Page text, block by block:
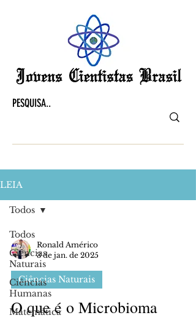
LEIA
Todos
Ciências
Naturais
Ciências
Humanas
Matemática
Todos
Ronald Américo
3 de jan. de 2025
Ciências Naturais
O que é o Microbioma